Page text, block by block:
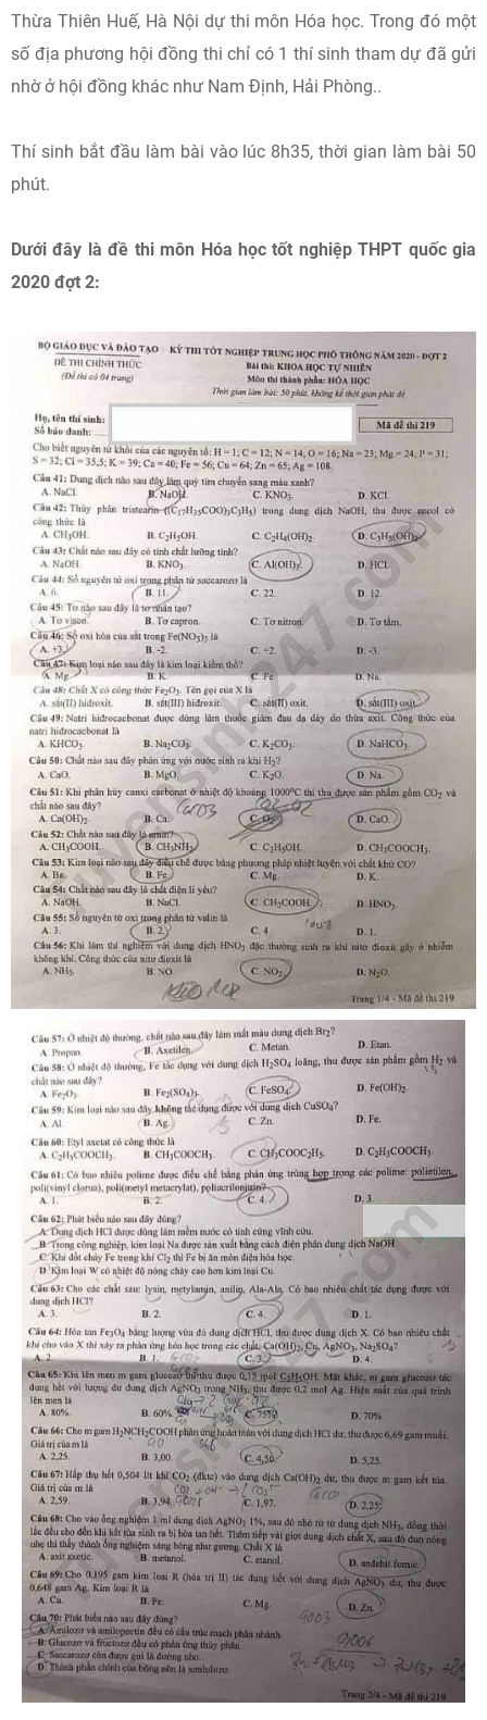
Thừa Thiên Huế, Hà Nội dự thi môn Hóa học. Trong đó một
số địa phương hội đồng thi chỉ có 1 thí sinh tham dự đã gửi
nhờ ở hội đồng khác như Nam Định, Hải Phòng..
Thí sinh bắt đầu làm bài vào lúc 8h35, thời gian làm bài 50
phút.
Dưới đây là đề thi môn Hóa học tốt nghiệp THPT quốc gia
2020 đợt 2: